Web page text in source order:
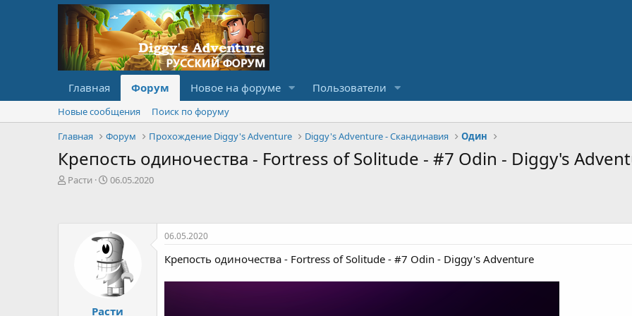
Главная Форум Новое на форуме Пользователи
Новые сообщения
Поиск по форуму
Главная
Форум Прохождение Diggy's Adventure Diggy's Adventure - Скандинавия Один
Крепость одиночества - Fortress of Solitude - #7 Odin - Diggy's
А
Расти
Д
с
о
з
д
а
н
06.05.2020
Расти
06.05.2020
Крепость одиночества - Fortress of Solitude - #7 Odin - Diggy's Adventure